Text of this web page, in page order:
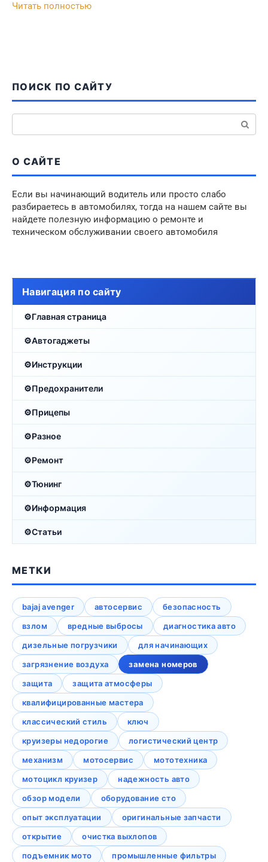
Читать полностью
ПОИСК ПО САЙТУ
О САЙТЕ
Если вы начинающий водитель или просто слабо
разбираетесь в автомобилях, тогда на нашем сайте вы
найдете полезную информацию о ремонте и
техническом обслуживании своего автомобиля
Навигация по сайту
Главная страница
Автогаджеты
Инструкции
Предохранители
Прицепы
Разное
Ремонт
Тюнинг
Информация
Статьи
МЕТКИ
bajaj avenger автосервис
безопасность
взлом
вредные выбросы
диагностика авто
дизельные погрузчики
для начинающих
загрязнение воздуха
замена номеров
защита
защита атмосферы
квалифицированные мастера
классический стиль
ключ
круизеры недорогие
логистический центр
механизм
мотосервис
мототехника
мотоцикл круизер
надежность авто
обзор модели
оборудование сто
опыт эксплуатации
оригинальные запчасти
открытие
очистка выхлопов
подъемник мото
промышленные фильтры